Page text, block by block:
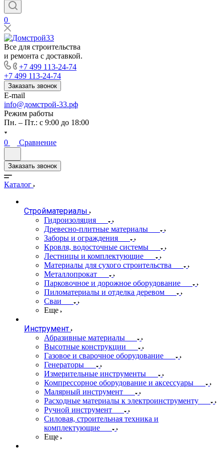
0
Все для строительства
и ремонта с доставкой.
+7 499 113-24-74
+7 499 113-24-74
Заказать звонок
E-mail
info@домстрой-33.рф
Режим работы
Пн. – Пт.: с 9:00 до 18:00
0 Сравнение
Заказать звонок
Каталог
Стройматериалы
Гидроизоляция
Древесно-плитные материалы
Заборы и ограждения
Кровля, водосточные системы
Лестницы и комплектующие
Материалы для сухого строительства
Металлопрокат
Парковочное и дорожное оборудование
Пиломатериалы и отделка деревом
Сваи
Еще
Инструмент
Абразивные материалы
Высотные конструкции
Газовое и сварочное оборудование
Генераторы
Измерительные инструменты
Компрессорное оборудование и аксессуары
Малярный инструмент
Расходные материалы к электроинструменту
Ручной инструмент
Силовая, строительная техника и
комплектующие
Еще